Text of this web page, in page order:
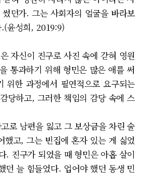
던가. 그는 사회자의 얼굴을 바라보
윤성희, 2019:9)
자신이 진구로 사진 속에 갇혀 영원
통과하기 위해 형민은 많은 애를 써
위한 과정에서 필연적으로 요구되는
당하고, 그러한 책임의 감당 속에 스
로 남편을 잃고 그 보상금을 차린 술
고, 그는 빈집에 혼자 있는 게 싫었
. 진구가 되었을 때 형민은 아홉 살이
던 늘 힘들었다. 업어야 했던 동생 민